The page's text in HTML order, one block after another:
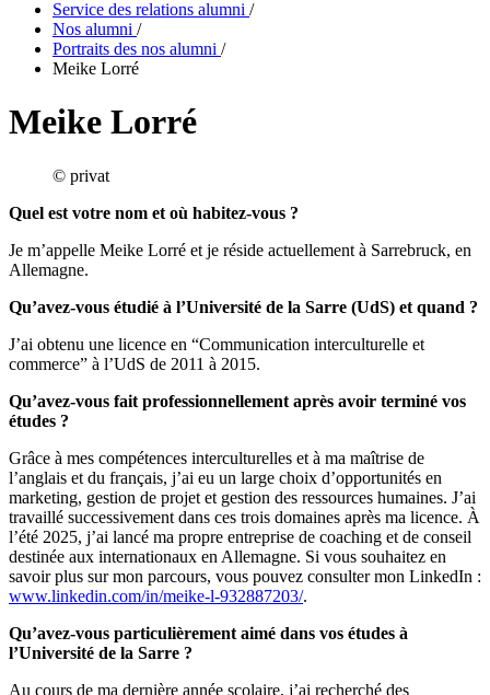
Service des relations alumni /
Nos alumni /
Portraits des nos alumni /
Meike Lorré
Meike Lorré
© privat
Quel est votre nom et où habitez-vous ?
Je m’appelle Meike Lorré et je réside actuellement à Sarrebruck, en
Allemagne.
Qu’avez-vous étudié à l’Université de la Sarre (UdS) et quand ?
J’ai obtenu une licence en “Communication interculturelle et
commerce” à l’UdS de 2011 à 2015.
Qu’avez-vous fait professionnellement après avoir terminé vos
études ?
Grâce à mes compétences interculturelles et à ma maîtrise de
l’anglais et du français, j’ai eu un large choix d’opportunités en
marketing, gestion de projet et gestion des ressources humaines. J’ai
travaillé successivement dans ces trois domaines après ma licence. À
l’été 2025, j’ai lancé ma propre entreprise de coaching et de conseil
destinée aux internationaux en Allemagne. Si vous souhaitez en
savoir plus sur mon parcours, vous pouvez consulter mon LinkedIn :
www.linkedin.com/in/meike-l-932887203/.
Qu’avez-vous particulièrement aimé dans vos études à
l’Université de la Sarre ?
Au cours de ma dernière année scolaire, j’ai recherché des